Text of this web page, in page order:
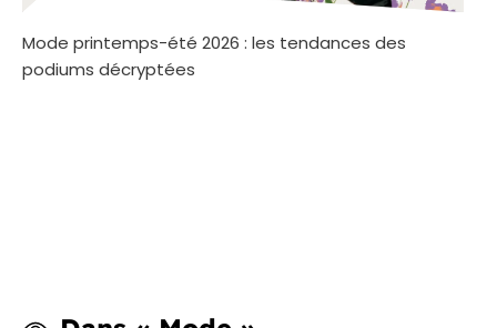
Mode printemps-été 2026 : les tendances des
podiums décryptées